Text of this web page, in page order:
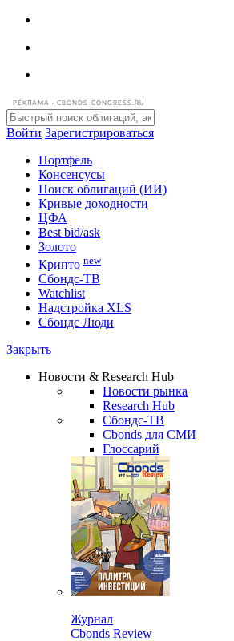
РЕКЛАМА • CBONDS-CONGRESS.RU
Войти Зарегистрироваться
Портфель
Консенсусы
Поиск облигаций (ИИ)
Кривые доходности
ЦФА
Best bid/ask
Золото
Криптоnew
Сбондс-ТВ
Надстройка XLS
Сбондс Люди
Новости & Research Hub
Новости рынка
Research Hub
Сбондс-ТВ
Cbonds для СМИ
Глоссарий